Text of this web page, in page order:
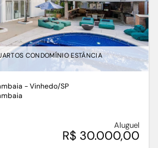
CONDOMÍNIO ESTÂNCIA
- Vinhedo/SP
Aluguel
R$ 30.000,00